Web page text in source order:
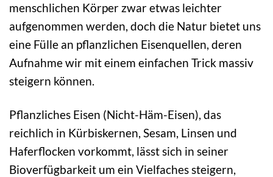
menschlichen Körper zwar etwas leichter
aufgenommen werden, doch die Natur bietet uns
eine Fülle an pflanzlichen Eisenquellen, deren
Aufnahme wir mit einem einfachen Trick massiv
steigern können.
Pflanzliches Eisen (Nicht-Häm-Eisen), das
reichlich in Kürbiskernen, Sesam, Linsen und
Haferflocken vorkommt, lässt sich in seiner
Bioverfügbarkeit um ein Vielfaches steigern,